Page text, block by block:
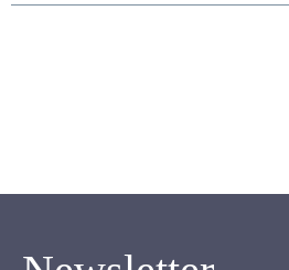
Newsletter